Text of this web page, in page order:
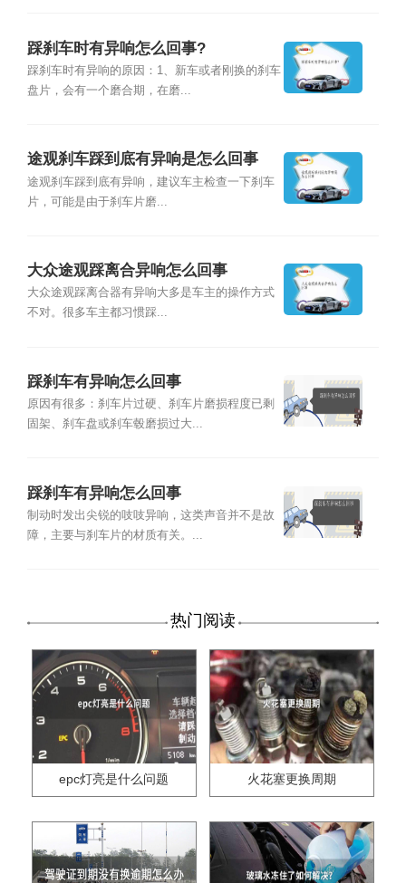
踩刹车时有异响怎么回事?
踩刹车时有异响的原因：1、新车或者刚换的刹车
盘片，会有一个磨合期，在磨...
途观刹车踩到底有异响是怎么回事
途观刹车踩到底有异响，建议车主检查一下刹车
片，可能是由于刹车片磨...
大众途观踩离合异响怎么回事
大众途观踩离合器有异响大多是车主的操作方式
不对。很多车主都习惯踩...
踩刹车有异响怎么回事
原因有很多：刹车片过硬、刹车片磨损程度已剩
固架、刹车盘或刹车毂磨损过大...
踩刹车有异响怎么回事
制动时发出尖锐的吱吱异响，这类声音并不是故
障，主要与刹车片的材质有关。...
热门阅读
epc灯亮是什么问题 火花塞更换周期